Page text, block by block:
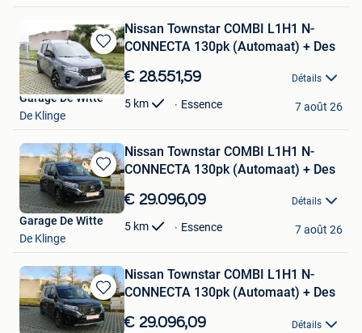
Sauvegarder
dans
Mes
Favoris
Nissan Townstar COMBI L1H1 N-
CONNECTA 130pk (Automaat) + Des
€ 28.551,59 Détails
5 km Essence
Garage De Witte
De Klinge
7 août 26
Sauvegarder
dans
Mes
Favoris
Nissan Townstar COMBI L1H1 N-
CONNECTA 130pk (Automaat) + Des
€ 29.096,09 Détails
5 km Essence
Garage De Witte
De Klinge
7 août 26
Sauvegarder
dans
Nissan Townstar COMBI L1H1 N-
CONNECTA 130pk (Automaat) + Des
€ 29.096,09 Détails